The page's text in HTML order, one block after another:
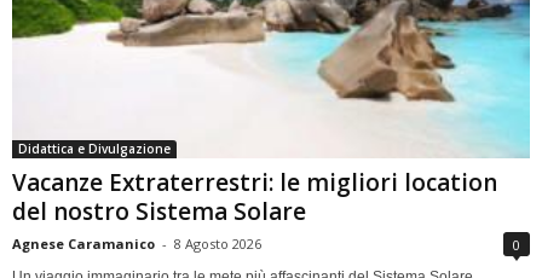
Didattica e Divulgazione
Vacanze Extraterrestri: le migliori location
del nostro Sistema Solare
Agnese Caramanico - 8 Agosto 2026 0